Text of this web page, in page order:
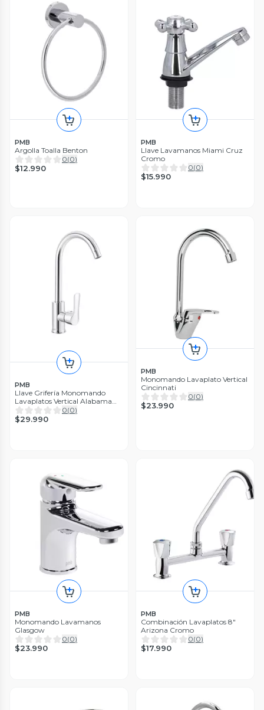
PMB
Argolla Toalla Benton
0(0)
$12.990
PMB
Llave Lavamanos Miami Cruz
Cromo
0(0)
$15.990
PMB
Llave Grifería Monomando
Lavaplatos Vertical Alabama
Pmb
0(0)
$29.990
PMB
Monomando Lavaplato Vertical
Cincinnati
0(0)
$23.990
PMB
Monomando Lavamanos
Glasgow
0(0)
$23.990
PMB
Combinación Lavaplatos 8"
Arizona Cromo
0(0)
$17.990